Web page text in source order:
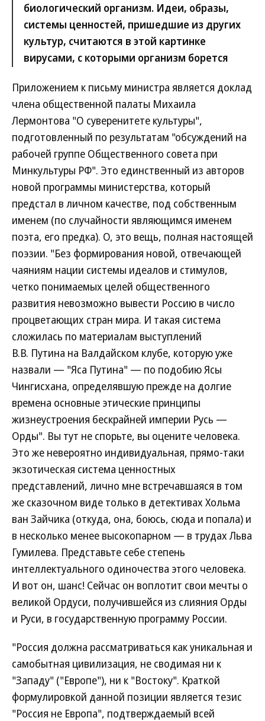
биологический организм. Идеи, образы,
системы ценностей, пришедшие из других
культур, считаются в этой картинке
вирусами, с которыми организм борется
Приложением к письму министра является доклад
члена общественной палаты Михаила
Лермонтова "О суверенитете культуры",
подготовленный по результатам "обсуждений на
рабочей группе Общественного совета при
Минкультуры РФ". Это единственный из авторов
новой программы министерства, который
предстал в личном качестве, под собственным
именем (по случайности являющимся именем
поэта, его предка). О, это вещь, полная настоящей
поэзии. "Без формирования новой, отвечающей
чаяниям нации системы идеалов и стимулов,
четко понимаемых целей общественного
развития невозможно вывести Россию в число
процветающих стран мира. И такая система
сложилась по материалам выступлений
В.В. Путина на Валдайском клубе, которую уже
назвали — "Яса Путина" — по подобию Ясы
Чингисхана, определявшую прежде на долгие
времена основные этические принципы
жизнеустроения бескрайней империи Русь —
Орды". Вы тут не спорьте, вы оцените человека.
Это же невероятно индивидуальная, прямо-таки
экзотическая система ценностных
представлений, лично мне встречавшаяся в том
же сказочном виде только в детективах Хольма
ван Зайчика (откуда, она, боюсь, сюда и попала) и
в несколько менее высокопарном — в трудах Льва
Гумилева. Представьте себе степень
интеллектуального одиночества этого человека.
И вот он, шанс! Сейчас он воплотит свои мечты о
великой Ордуси, получившейся из слияния Орды
и Руси, в государственную программу России.
"Россия должна рассматриваться как уникальная и
самобытная цивилизация, не сводимая ни к
"Западу" ("Европе"), ни к "Востоку". Краткой
формулировкой данной позиции является тезис
"Россия не Европа", подтверждаемый всей